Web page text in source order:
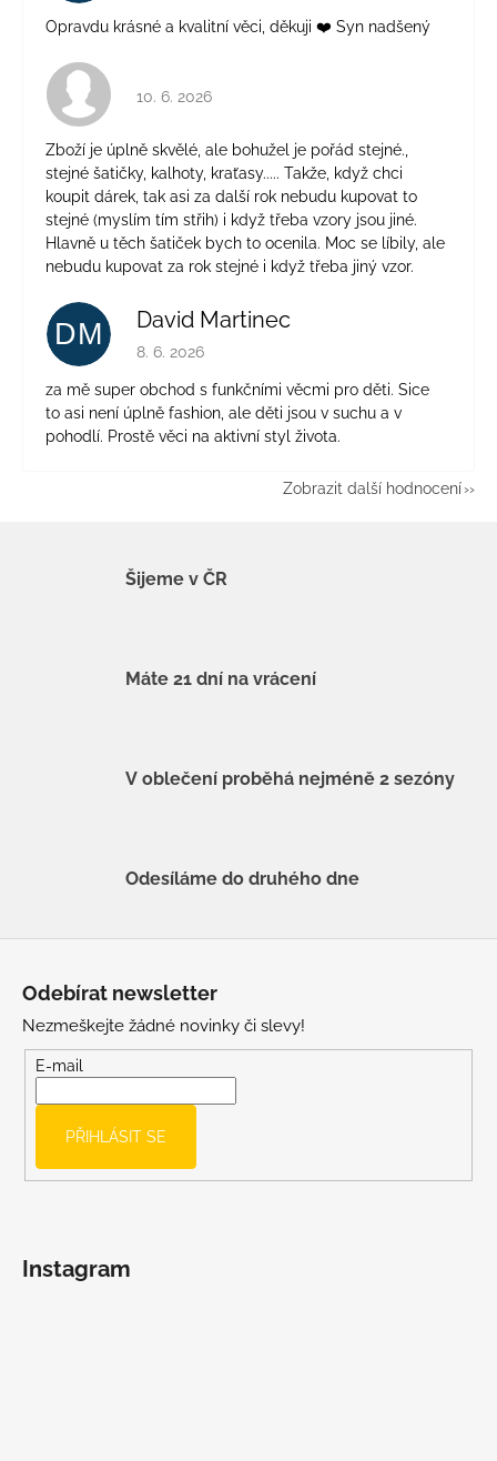
Opravdu krásné a kvalitní věci, děkuji ❤️ Syn nadšený
Hodnocení obchodu je 4 z 5 hvězdiček.
10. 6. 2026
Zboží je úplně skvělé, ale bohužel je pořád stejné.,
stejné šatičky, kalhoty, kraťasy..... Takže, když chci
koupit dárek, tak asi za další rok nebudu kupovat to
stejné (myslím tím střih) i když třeba vzory jsou jiné.
Hlavně u těch šatiček bych to ocenila. Moc se líbily, ale
nebudu kupovat za rok stejné i když třeba jiný vzor.
DM David Martinec
Hodnocení obchodu je 5 z 5 hvězdiček.
8. 6. 2026
za mě super obchod s funkčními věcmi pro děti. Sice
to asi není úplně fashion, ale děti jsou v suchu a v
pohodlí. Prostě věci na aktivní styl života.
Zobrazit další hodnocení
Šijeme v ČR
Máte 21 dní na vrácení
V oblečení proběhá nejméně 2 sezóny
Odesíláme do druhého dne
Odebírat newsletter
Nezmeškejte žádné novinky či slevy!
E-mail
PŘIHLÁSIT SE
Instagram